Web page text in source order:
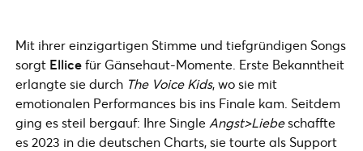
Mit ihrer einzigartigen Stimme und tiefgründigen Songs
sorgt Ellicefür Gänsehaut-Momente. Erste Bekanntheit
erlangte sie durch The Voice Kids, wo sie mit
emotionalen Performances bis ins Finale kam. Seitdem
ging es steil bergauf: Ihre Single Angst>Liebeschaffte
es 2023 in die deutschen Charts, sie tourte als Support